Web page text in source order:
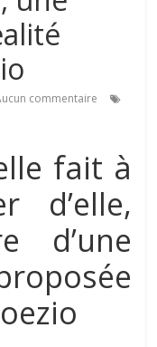
commentaire
fait à
d’elle,
d’une